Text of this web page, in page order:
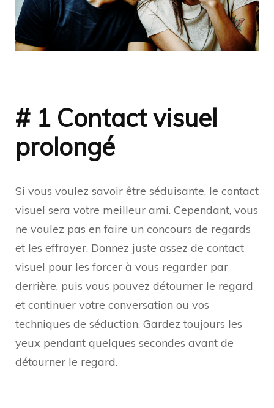
# 1 Contact visuel
prolongé
Si vous voulez savoir être séduisante, le contact
visuel sera votre meilleur ami. Cependant, vous
ne voulez pas en faire un concours de regards
et les effrayer. Donnez juste assez de contact
visuel pour les forcer à vous regarder par
derrière, puis vous pouvez détourner le regard
et continuer votre conversation ou vos
techniques de séduction. Gardez toujours les
yeux pendant quelques secondes avant de
détourner le regard.